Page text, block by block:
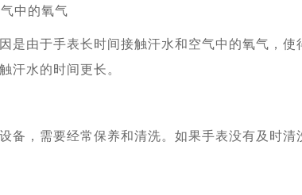
中的氧气
是由于手表长时间接触汗水和空气中的氧气，
汗水的时间更长。
备，需要经常保养和清洗。如果手表没有及时清